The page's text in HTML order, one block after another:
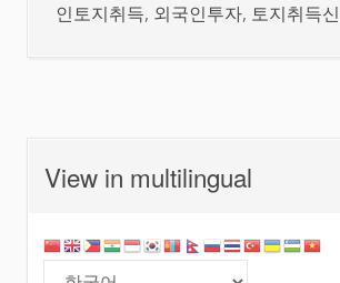
인토지취득, 외국인투자, 토지취득
View in multilingual